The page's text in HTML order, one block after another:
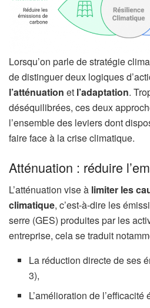
Lorsqu’on parle de stratégie
de distinguer deux logiques
l’atténuation et l’adaptation.
déséquilibrées, ces deux
l’ensemble des leviers dont
faire face à la crise climatique.
Atténuation : réduire
L’atténuation vise à limiter les
climatique, c’est-à-dire les
serre (GES) produites par les
entreprise, cela se traduit
La réduction directe de ses
3),
L’amélioration de l’efficacité